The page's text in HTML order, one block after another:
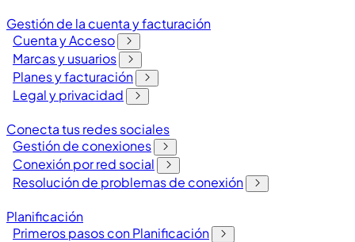
Gestión de la cuenta y facturación
Cuenta y Acceso
Marcas y usuarios
Planes y facturación
Legal y privacidad
Conecta tus redes sociales
Gestión de conexiones
Conexión por red social
Resolución de problemas de conexión
Planificación
Primeros pasos con Planificación